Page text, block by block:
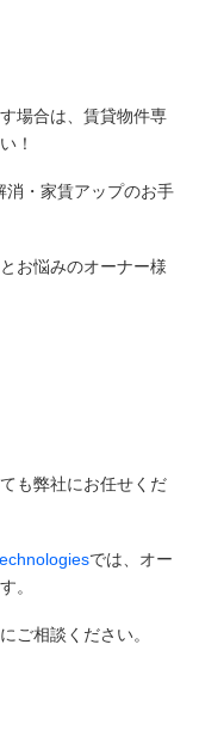
場合は、賃貸物件専
！
消・家賃アップのお手
お悩みのオーナー様
も弊社にお任せくだ
では、オー
。
ご相談ください。